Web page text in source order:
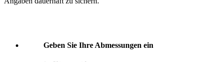
Geben Sie Ihre Abmessungen ein